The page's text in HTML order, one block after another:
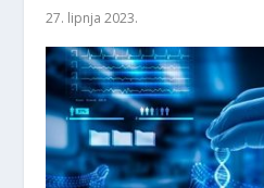
27. lipnja 2023.